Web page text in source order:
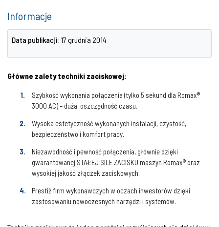
Informacje
Data publikacji: 17 grudnia 2014
Główne zalety techniki zaciskowej:
Szybkość wykonania połączenia (tylko 5 sekund dla Romax®
3000 AC) – duża oszczędność czasu.
Wysoka estetyczność wykonanych instalacji, czystość,
bezpieczeństwo i komfort pracy.
Niezawodność i pewność połączenia, głównie dzięki
gwarantowanej STAŁEJ SILE ZACISKU maszyn Romax® oraz
wysokiej jakość złączek zaciskowych.
Prestiż firm wykonawczych w oczach inwestorów dzięki
zastosowaniu nowoczesnych narzędzi i systemów.